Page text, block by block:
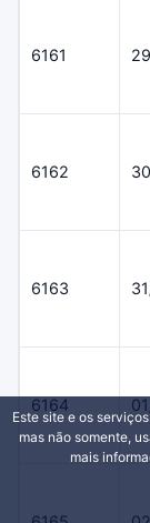
6161
6162
6163
6164
Este site e os
mas não somente,
mais